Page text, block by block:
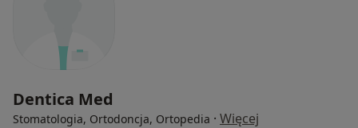
Dentica Med
Stomatologia, Ortodoncja, Ortopedia · Więcej